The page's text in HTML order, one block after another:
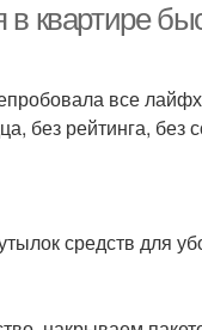
квартире
все
без рейтинга, без
средств для